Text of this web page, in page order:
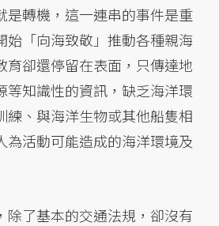
是轉機，這一連串的事件是重
始「向海致敬」推動各種親海
育卻還停留在表面，只傳達地
等知識性的資訊，缺乏海洋環
練、與海洋生物或其他船隻相
為活動可能造成的海洋環境及
除了基本的交通法規，卻沒有